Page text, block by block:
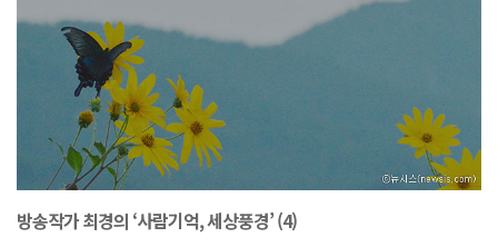
방송작가 최경의 ‘사람기억, 세상풍경’ (4)